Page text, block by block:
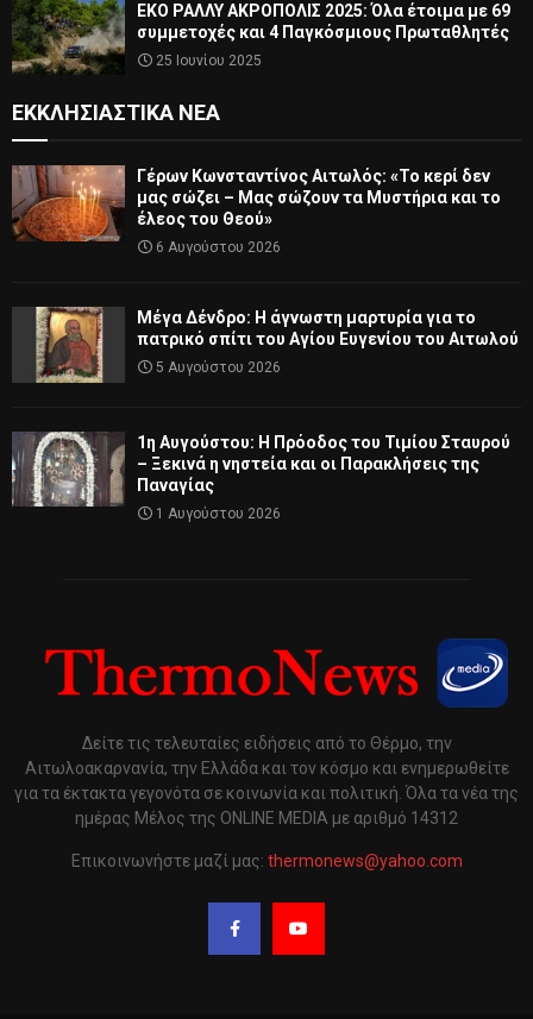
ΕΚΟ ΡΑΛΛΥ ΑΚΡΟΠΟΛΙΣ 2025: Όλα έτοιμα με 69
συμμετοχές και 4 Παγκόσμιους Πρωταθλητές
25 Ιουνίου 2025
ΕΚΚΛΗΣΙΑΣΤΙΚΆ ΝΈΑ
Γέρων Κωνσταντίνος Αιτωλός: «Το κερί δεν
μας σώζει – Μας σώζουν τα Μυστήρια και το
έλεος του Θεού»
6 Αυγούστου 2026
Μέγα Δένδρο: Η άγνωστη μαρτυρία για το
πατρικό σπίτι του Αγίου Ευγενίου του Αιτωλού
5 Αυγούστου 2026
1η Αυγούστου: Η Πρόοδος του Τιμίου Σταυρού
– Ξεκινά η νηστεία και οι Παρακλήσεις της
Παναγίας
1 Αυγούστου 2026
Δείτε τις τελευταίες ειδήσεις από το Θέρμο, την
Αιτωλοακαρνανία, την Ελλάδα και τον κόσμο και ενημερωθείτε
για τα έκτακτα γεγονότα σε κοινωνία και πολιτική. Όλα τα νέα της
ημέρας Μέλος της ONLINE MEDIA με αριθμό 14312
Επικοινωνήστε μαζί μας: thermonews@yahoo.com